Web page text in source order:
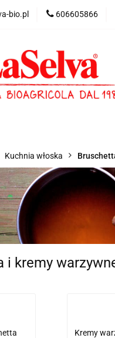
bio.pl 606605866
Produkty
Agroturystyka
Kuchnia włoska
i kremy
Kremy